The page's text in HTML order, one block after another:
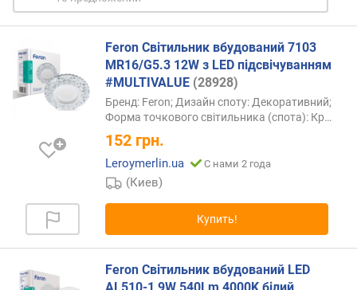
Feron Світильник вбудований 7103
MR16/G5.3 12W з LED підсвічуванням
#MULTIVALUE (28928)
Бренд: Feron; Дизайн споту: Декоративний;
Форма точкового світильника (спота): Кр…
152 грн.
Leroymerlin.ua С нами 2 года
(Киев)
Купить!
Feron Світильник вбудований LED